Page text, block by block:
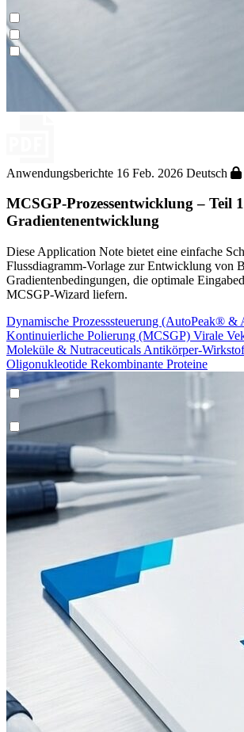
Kontinuierliche Polierung (MCSGP)
Contichrom® TWIN LPLC – Einfang
Contichrom® TWIN LPLC – Feinreinigung
Prozessmodellierung
Schulung & Beratung
Anwendungsberichte 16 Feb. 2026 Deutsch
MCSGP-Prozessentwicklung – Teil
Gradientenentwicklung
Diese Application Note bietet eine einfache
Flussdiagramm-Vorlage zur Entwicklung von
Gradientenbedingungen, die optimale
MCSGP-Wizard liefern.
Dynamische Prozesssteuerung (AutoPeak®
Kontinuierliche Polierung (MCSGP) Virale
Moleküle & Nutraceuticals Antikörper-
Oligonukleotide Rekombinante Proteine